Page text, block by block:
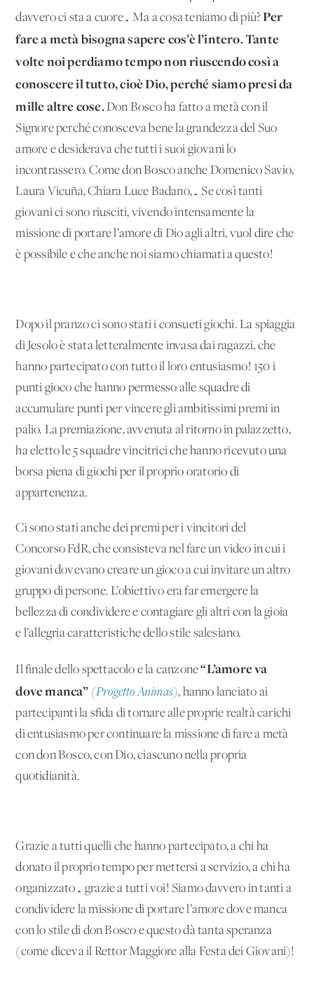
davvero ci sta a cuore… Ma a cosa teniamo di più?Per
fare a metà bisogna sapere cos’è l’intero. Tante
volte noi perdiamo tempo non riuscendo così a
conoscere il tutto, cioè Dio, perché siamo presi da
mille altre cose.Don Bosco ha fatto a metà con il
Signore perché conosceva bene la grandezza del Suo
amore e desiderava che tutti i suoi giovani lo
incontrassero. Come don Bosco anche Domenico Savio,
Laura Vicuña, Chiara Luce Badano,… Se così tanti
giovani ci sono riusciti, vivendo intensamente la
missione di portare l’amore di Dio agli altri, vuol dire che
è possibile e che anche noi siamo chiamati a questo!
Dopo il pranzo ci sono stati i consueti giochi. La spiaggia
di Jesolo è stata letteralmente invasa dai ragazzi, che
hanno partecipato con tutto il loro entusiasmo! 150 i
punti gioco che hanno permesso alle squadre di
accumulare punti per vincere gli ambitissimi premi in
palio. La premiazione, avvenuta al ritorno in palazzetto,
ha eletto le 5 squadre vincitrici che hanno ricevuto una
borsa piena di giochi per il proprio oratorio di
appartenenza.
Ci sono stati anche dei premi per i vincitori del
Concorso FdR, che consisteva nel fare un video in cui i
giovani dovevano creare un gioco a cui invitare un altro
gruppo di persone. L’obiettivo era far emergere la
bellezza di condividere e contagiare gli altri con la gioia
e l’allegria caratteristiche dello stile salesiano.
Il finale dello spettacolo e la canzone“L’amore va
dove manca” (Progetto Animas), hanno lanciato ai
partecipanti la sfida di tornare alle proprie realtà carichi
di entusiasmo per continuare la missione di fare a metà
con don Bosco, con Dio, ciascuno nella propria
quotidianità.
Grazie a tutti quelli che hanno partecipato, a chi ha
donato il proprio tempo per mettersi a servizio, a chi ha
organizzato… grazie a tutti voi! Siamo davvero in tanti a
condividere la missione di portare l’amore dove manca
con lo stile di don Bosco e questo dà tanta speranza
(come diceva il Rettor Maggiore alla Festa dei Giovani)!